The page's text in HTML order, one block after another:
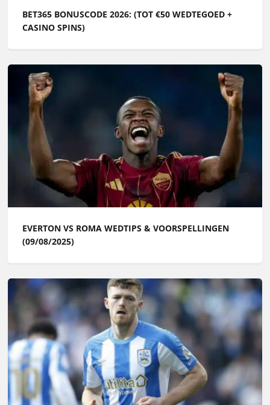
BET365 BONUSCODE 2026: (TOT €50 WEDTEGOED +
CASINO SPINS)
EVERTON VS ROMA WEDTIPS & VOORSPELLINGEN
(09/08/2025)